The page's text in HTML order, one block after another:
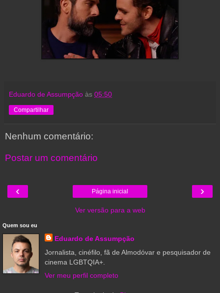
Eduardo de Assumpção às 05:50
Compartilhar
Nenhum comentário:
Postar um comentário
‹ ›
Página inicial
Ver versão para a web
Quem sou eu
Eduardo de Assumpção
Jornalista, cinéfilo, fã de Almodóvar e pesquisador de
cinema LGBTQIA+.
Ver meu perfil completo